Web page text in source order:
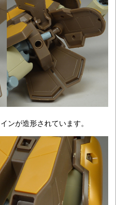
ンが造形されています。